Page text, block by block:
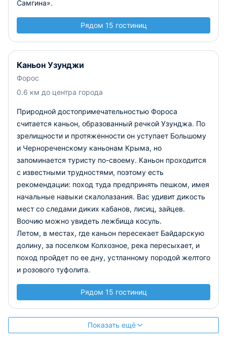
Самгина».
Рядом 15 гостиниц
Каньон Узунджи
Форос
0.6 км до центра города
Природной достопримечательностью Фороса
считается каньон, образованный речкой Узунджа. По
зрелищности и протяженности он уступает Большому
и Чернореченскому каньонам Крыма, но
запоминается туристу по-своему. Каньон проходится
с известными трудностями, поэтому есть
рекомендации: поход туда предпринять пешком, имея
начальные навыки скалолазания. Вас удивит дикость
мест со следами диких кабанов, лисиц, зайцев.
Воочию можно увидеть лежбища косуль.
Летом, в местах, где каньон пересекает Байдарскую
долину, за поселком Колхозное, река пересыхает, и
поход пройдет по ее дну, устланному породой желтого
и розового туфолита.
Рядом 15 гостиниц
Показать ещё